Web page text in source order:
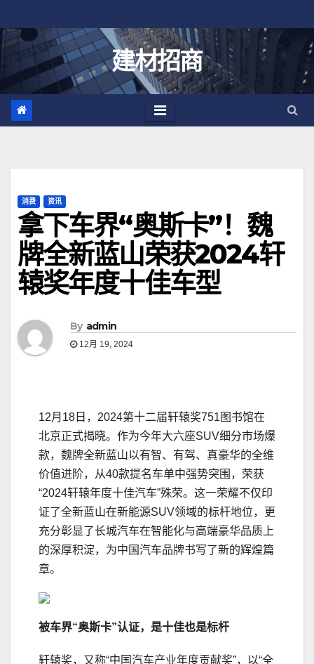
至
建材招商
消费 资讯
拿下车界“奥斯卡”！魏
牌全新蓝山荣获2024轩
辕奖年度十佳车型
By admin
12月 19, 2024
12月18日，2024第十二届轩辕奖751图书馆在
北京正式揭晓。作为今年大六座SUV细分市场爆
款，魏牌全新蓝山以有智、有驾、真豪华的全维
价值进阶，从40款提名车单中强势突围，荣获
“2024轩辕年度十佳汽车”殊荣。这一荣耀不仅印
证了全新蓝山在新能源SUV领域的标杆地位，更
充分彰显了长城汽车在智能化与高端豪华品质上
的深厚积淀，为中国汽车品牌书写了新的辉煌篇
章。
被车界“奥斯卡”认证， 是十佳也是标杆
轩辕奖，又称“中国汽车产业年度贡献奖”，以“全